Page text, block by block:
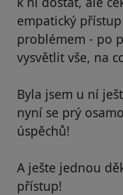
empatický
problémem - po
vysvětlit vše, na
Byla jsem u ní
nyní se prý
úspěchů!
A ješte jednou
přístup!